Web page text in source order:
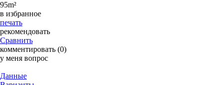
95m²
в избранное
печать
рекомендовать
Сравнить
комментировать (0)
у меня вопрос
Данные